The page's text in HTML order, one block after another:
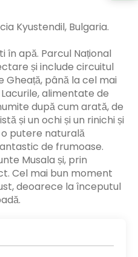
Kyustendil, Bulgaria.
în apă. Parcul Național
și include circuitul
Gheață, până la cel mai
alimentate de
după cum arată, de
și un ochi și un rinichi și
putere naturală
de frumoase.
Musala și, prin
Cel mai bun moment
deoarece la începutul